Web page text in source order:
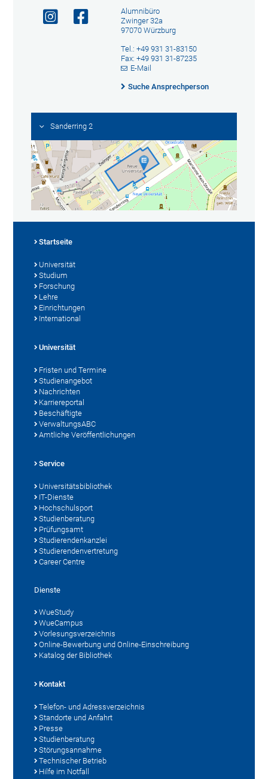
Alumnibüro
Zwinger 32a
97070 Würzburg
Tel.: +49 931 31-83150
Fax: +49 931 31-87235
E-Mail
Suche Ansprechperson
Sanderring 2
Startseite
Universität
Studium
Forschung
Lehre
Einrichtungen
International
Universität
Fristen und Termine
Studienangebot
Nachrichten
Karriereportal
Beschäftigte
VerwaltungsABC
Amtliche Veröffentlichungen
Service
Universitätsbibliothek
IT-Dienste
Hochschulsport
Studienberatung
Prüfungsamt
Studierendenkanzlei
Studierendenvertretung
Career Centre
Dienste
WueStudy
WueCampus
Vorlesungsverzeichnis
Online-Bewerbung und Online-Einschreibung
Katalog der Bibliothek
Kontakt
Telefon- und Adressverzeichnis
Standorte und Anfahrt
Presse
Studienberatung
Störungsannahme
Technischer Betrieb
Hilfe im Notfall